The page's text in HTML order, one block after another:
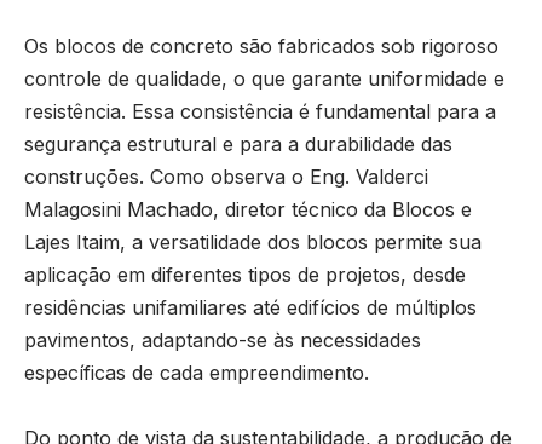
Os blocos de concreto são fabricados sob rigoroso
controle de qualidade, o que garante uniformidade e
resistência. Essa consistência é fundamental para a
segurança estrutural e para a durabilidade das
construções. Como observa o Eng. Valderci
Malagosini Machado, diretor técnico da Blocos e
Lajes Itaim, a versatilidade dos blocos permite sua
aplicação em diferentes tipos de projetos, desde
residências unifamiliares até edifícios de múltiplos
pavimentos, adaptando-se às necessidades
específicas de cada empreendimento.
Do ponto de vista da sustentabilidade, a produção de